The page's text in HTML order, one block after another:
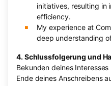
initiatives, resulting in
efficiency.
My experience at
deep understanding
4. Schlussfolgerung und
Bekunden deines
Ende deines Anschreibens